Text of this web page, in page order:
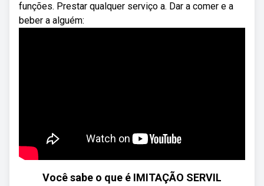
funções. Prestar qualquer serviço a. Dar a comer e a
beber a alguém:
Você sabe o que é IMITAÇÃO SERVIL